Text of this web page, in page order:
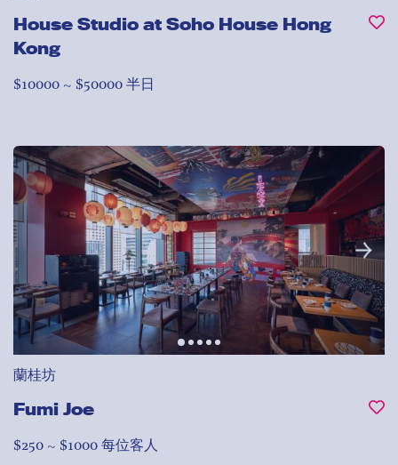
House Studio at Soho House Hong
Kong
$10000 ~ $50000 半日
蘭桂坊
Fumi Joe
$250 ~ $1000 每位客人